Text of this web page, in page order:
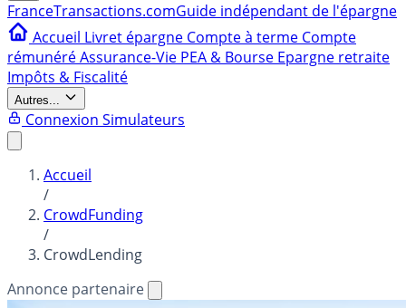
FranceTransactions.comGuide indépendant de l'épargne
Accueil Livret épargne Compte à terme Compte
rémunéréAssurance-Vie PEA & Bourse Epargne retraite
Impôts & Fiscalité
Autres...
Connexion Simulateurs
Accueil
/
CrowdFunding
/
CrowdLending
Annonce partenaire